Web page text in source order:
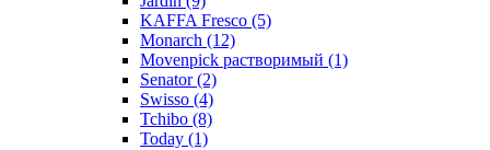
KAFFA Fresco (5)
Monarch (12)
Movenpick растворимый (1)
Senator(2)
Swisso (4)
Tchibo (8)
Today (1)